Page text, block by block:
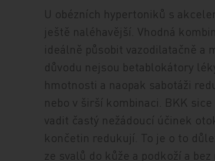
U obézních hypertoniků s
ještě naléhavější. Vhodná
ideálně působit vazodilatačně a
důvodu nejsou betablokátory
hmotnosti a naopak sabotáži
nebo v širší kombinaci. BKK
vadit častý nežádoucí účinek
končetin redukují. To je o to
ze svalů do kůže a podkoží a